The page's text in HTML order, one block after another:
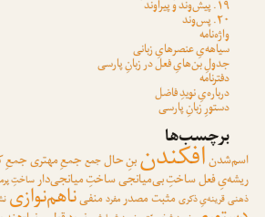
۱۹. پیش‌وند و پیراوند
۲۰. پس‌وند
واژه‌نامه
سیاهه‌یِ عنصرهایِ زبانی
جدولِ بن‌هایِ فعل در زبانِ پارسی
دفترنامه
درباره‌یِ نویدِ فاضل
دستورِ زبانِ پارسی
برچسب‌ها
اسم‌شدنافکندنبنِ حالجمعجمعِ مهتریجمعِ
ریشه‌یِ فعلساختِ بی‌میانجیساختِ میانجی‌دارساختِ
ذهنیقرینه‌یِ ذکریمثبتمصدرمفردمنفیناهم‌نوازی